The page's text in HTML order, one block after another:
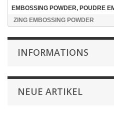
EMBOSSING POWDER, POUDRE
ZING EMBOSSING POWDER
INFORMATIONS
NEUE ARTIKEL